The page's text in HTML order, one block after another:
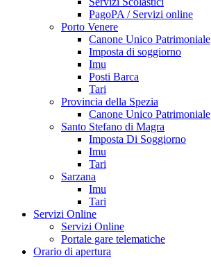
PagoPA / Servizi online
Porto Venere
Canone Unico Patrimoniale
Imposta di soggiorno
Imu
Posti Barca
Tari
Provincia della Spezia
Canone Unico Patrimoniale
Santo Stefano di Magra
Imposta Di Soggiorno
Imu
Tari
Sarzana
Imu
Tari
Servizi Online
Servizi Online
Portale gare telematiche
Orario di apertura